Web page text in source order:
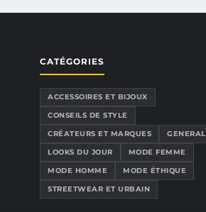
CATÉGORIES
ACCESSOIRES ET BIJOUX
CONSEILS DE STYLE
CRÉATEURS ET MARQUES
GENERAL
LOOKS DU JOUR
MODE FEMME
MODE HOMME
MODE ÉTHIQUE
STREETWEAR ET URBAIN